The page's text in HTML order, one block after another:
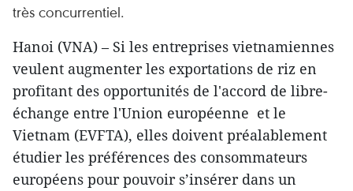
très concurrentiel.
Hanoi (VNA) – Si les entreprises vietnamiennes
veulent augmenter les exportations de riz en
profitant des opportunités de l'accord de libre-
échange entre l'Union européenne et le
Vietnam (EVFTA), elles doivent préalablement
étudier les préférences des consommateurs
européens pour pouvoir s’insérer dans un